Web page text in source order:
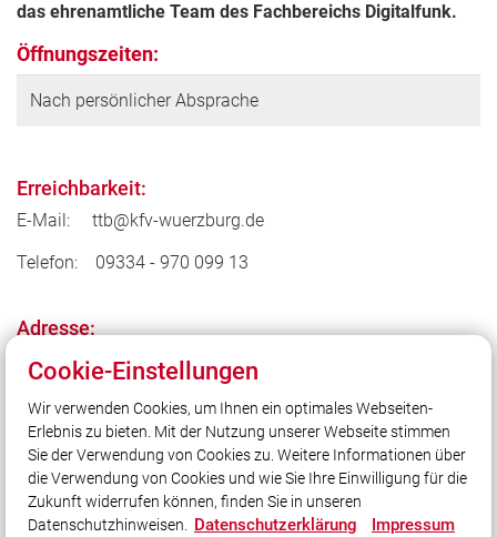
das ehrenamtliche Team des Fachbereichs Digitalfunk.
Öffnungszeiten:
Nach persönlicher Absprache
Erreichbarkeit:
E-Mail: ttb@kfv-wuerzburg.de
Telefon: 09334 - 970 099 13
Adresse:
Georg-Heinrich-Appl-Str. 5
97234 Reichenberg-Klingholz
Cookie-Einstellungen
Wir verwenden Cookies, um Ihnen ein optimales Webseiten-
Erlebnis zu bieten. Mit der Nutzung unserer Webseite stimmen
Sie der Verwendung von Cookies zu. Weitere Informationen über
die Verwendung von Cookies und wie Sie Ihre Einwilligung für die
Zukunft widerrufen können, finden Sie in unseren
Datenschutzhinweisen. Datenschutzerklärung Impressum